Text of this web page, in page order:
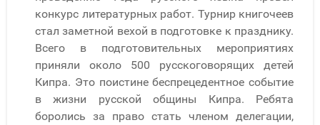
конкурс литературных работ. Турнир книгочеев
стал заметной вехой в подготовке к празднику.
Всего в подготовительных мероприятиях
приняли около 500 русскоговорящих детей
Кипра. Это поистине беспрецедентное событие
в жизни русской общины Кипра. Ребята
боролись за право стать членом делегации,